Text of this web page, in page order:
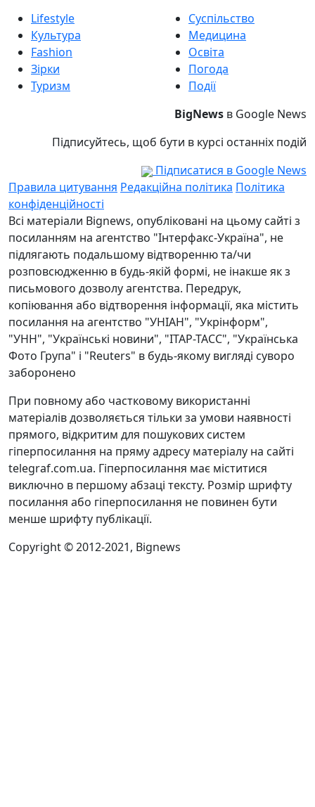
Lifestyle
Культура
Fashion
Зірки
Туризм
Суспільство
Медицина
Освіта
Погода
Події
BigNews в Google News
Підписуйтесь, щоб бути в курсі останніх подій
Підписатися в Google News
Правила цитування Редакційна політика Політика
конфіденційності
Всі матеріали Bignews, опубліковані на цьому сайті з
посиланням на агентство "Інтерфакс-Україна", не
підлягають подальшому відтворенню та/чи
розповсюдженню в будь-якій формі, не інакше як з
письмового дозволу агентства. Передрук,
копіювання або відтворення інформації, яка містить
посилання на агентство "УНІАН", "Укрінформ",
"УНН", "Українські новини", "ІТАР-ТАСС", "Українська
Фото Група" і "Reuters" в будь-якому вигляді суворо
заборонено
При повному або частковому використанні
матеріалів дозволяється тільки за умови наявності
прямого, відкритим для пошукових систем
гіперпосилання на пряму адресу матеріалу на сайті
telegraf.com.ua. Гіперпосилання має міститися
виключно в першому абзаці тексту. Розмір шрифту
посилання або гіперпосилання не повинен бути
менше шрифту публікації.
Copyright © 2012-2021, Bignews